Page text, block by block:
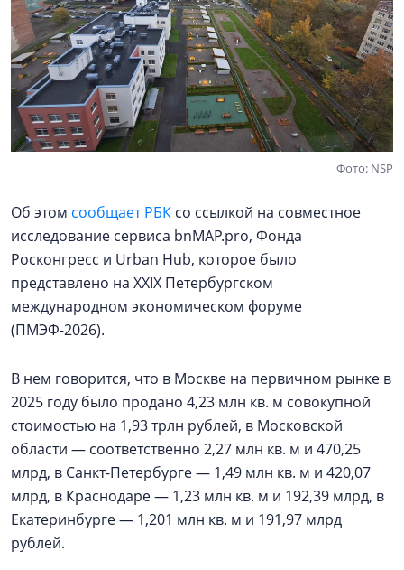
Фото: NSP
Об этом сообщает РБК со ссылкой на совместное
исследование сервиса bnMAP.pro, Фонда
Росконгресс и Urban Hub, которое было
представлено на XXIX Петербургском
международном экономическом форуме
(ПМЭФ-2026).
В нем говорится, что в Москве на первичном рынке в
2025 году было продано 4,23 млн кв. м совокупной
стоимостью на 1,93 трлн рублей, в Московской
области — соответственно 2,27 млн кв. м и 470,25
млрд, в Санкт-Петербурге — 1,49 млн кв. м и 420,07
млрд, в Краснодаре — 1,23 млн кв. м и 192,39 млрд, в
Екатеринбурге — 1,201 млн кв. м и 191,97 млрд
рублей.